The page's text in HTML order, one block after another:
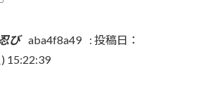
び aba4f8a49 : 投稿日：
15:22:39